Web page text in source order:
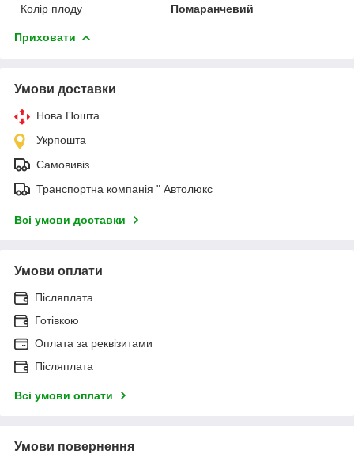
Колір плоду
Помаранчевий
Приховати
Умови доставки
Нова Пошта
Укрпошта
Самовивіз
Транспортна компанія " Автолюкс
Всі умови доставки
Умови оплати
Післяплата
Готівкою
Оплата за реквізитами
Післяплата
Всі умови оплати
Умови повернення